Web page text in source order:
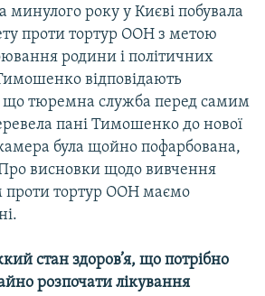
минулого року у Києві побувала
проти тортур ООН з метою
родини і політичних
відповідають
що тюремна служба перед самим
пані Тимошенко до нової
була щойно пофарбована,
Про висновки щодо вивчення
проти тортур ООН маємо
стан здоров’я, що потрібно
розпочати лікування